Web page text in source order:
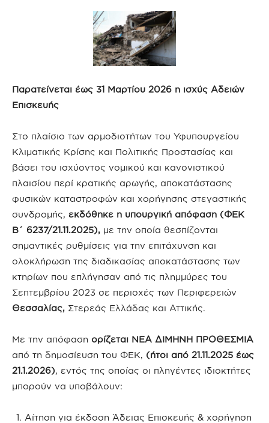
Παρατείνεται έως 31 Μαρτίου 2026 η ισχύς Αδειών
Επισκευής
Στο πλαίσιο των αρμοδιοτήτων του Υφυπουργείου
Κλιματικής Κρίσης και Πολιτικής Προστασίας και
βάσει του ισχύοντος νομικού και κανονιστικού
πλαισίου περί κρατικής αρωγής, αποκατάστασης
φυσικών καταστροφών και χορήγησης στεγαστικής
συνδρομής, εκδόθηκε η υπουργική απόφαση (ΦΕΚ
Β΄ 6237/21.11.2025), με την οποία θεσπίζονται
σημαντικές ρυθμίσεις για την επιτάχυνση και
ολοκλήρωση της διαδικασίας αποκατάστασης των
κτηρίων που επλήγησαν από τις πλημμύρες του
Σεπτεμβρίου 2023 σε περιοχές των Περιφερειών
Θεσσαλίας, Στερεάς Ελλάδας και Αττικής.
Με την απόφαση ορίζεται ΝΕΑ ΔΙΜΗΝΗ ΠΡΟΘΕΣΜΙΑ
από τη δημοσίευση του ΦΕΚ, (ήτοι από 21.11.2025 έως
21.1.2026), εντός της οποίας οι πληγέντες ιδιοκτήτες
μπορούν να υποβάλουν:
Αίτηση για έκδοση Άδειας Επισκευής & χορήγηση